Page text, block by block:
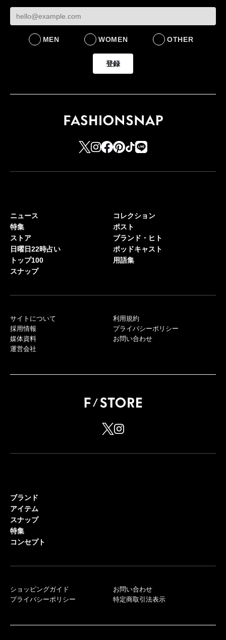
MEN WOMEN OTHER
登録
ニュース
特集
ストア
日曜日22時占い
トップ100
スナップ
コレクション
ポスト
ブランド・ヒト
ポッドキャスト
用語集
サイトについて
採用情報
媒体資料
運営会社
利用規約
プライバシーポリシー
お問い合わせ
ブランド
アイテム
スナップ
特集
コンセプト
ショッピングガイド
プライバシーポリシー
お問い合わせ
特定商取引法表示